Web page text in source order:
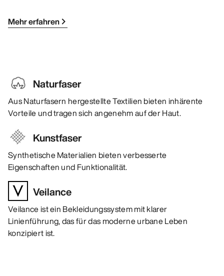
Mehr erfahren
Naturfaser
Aus Naturfasern hergestellte Textilien bieten inhärente
Vorteile und tragen sich angenehm auf der Haut.
Kunstfaser
Synthetische Materialien bieten verbesserte
Eigenschaften und Funktionalität.
Veilance
Veilance ist ein Bekleidungssystem mit klarer
Linienführung, das für das moderne urbane Leben
konzipiert ist.